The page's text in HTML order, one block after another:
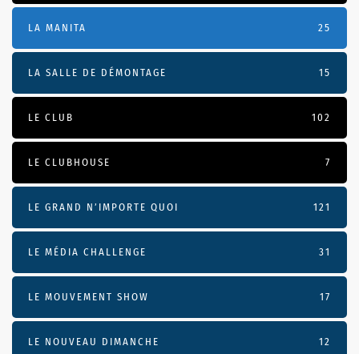
LA MANITA 25
LA SALLE DE DÉMONTAGE 15
LE CLUB 102
LE CLUBHOUSE 7
LE GRAND N’IMPORTE QUOI 121
LE MÉDIA CHALLENGE 31
LE MOUVEMENT SHOW 17
LE NOUVEAU DIMANCHE 12